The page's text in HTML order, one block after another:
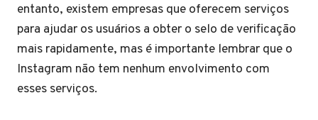
entanto, existem empresas que oferecem serviços
para ajudar os usuários a obter o selo de verificação
mais rapidamente, mas é importante lembrar que o
Instagram não tem nenhum envolvimento com
esses serviços.